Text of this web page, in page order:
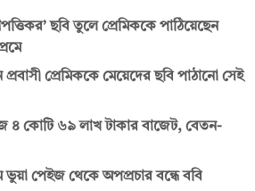
ছবি তুলে প্রেমিককে পাঠিয়েছেন
প্রেমিককে মেয়েদের ছবি পাঠানো সেই
কোটি ৬৯ লাখ টাকার বাজেট, বেতন-
ভুয়া পেইজ থেকে অপপ্রচার বন্ধে ববি